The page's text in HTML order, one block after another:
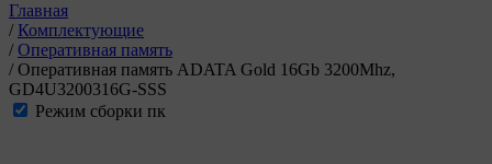
Главная
/ Комплектующие
/ Оперативная память
/ Оперативная память ADATA Gold 16Gb 3200Mhz,
GD4U3200316G-SSS
Режим сборки пк